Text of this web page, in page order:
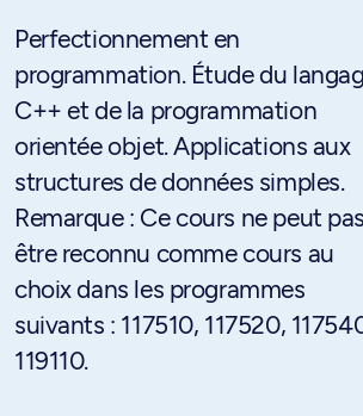
Perfectionnement en
programmation. Étude du
C++ et de la programmation
orientée objet. Applications aux
structures de données simples.
Remarque : Ce cours ne peut pas
être reconnu comme cours au
choix dans les programmes
suivants : 117510, 117520,
119110.